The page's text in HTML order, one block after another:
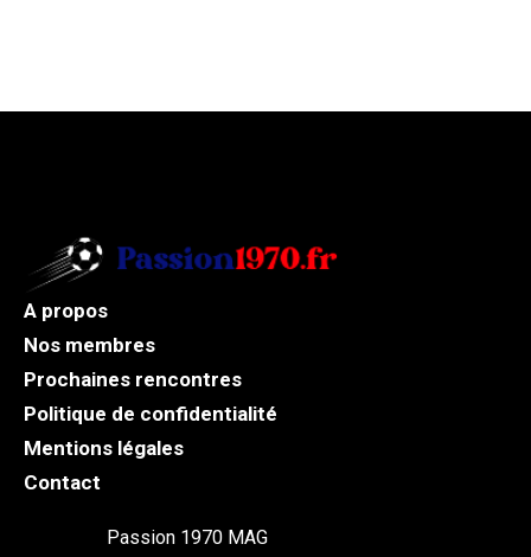
A propos
Nos membres
Prochaines rencontres
Politique de confidentialité
Mentions légales
Contact
Passion 1970 MAG